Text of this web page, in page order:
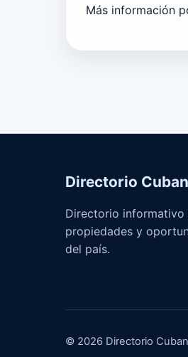
Más información
Directorio
Directorio informativo
propiedades y
del país.
© 2026 Directorio